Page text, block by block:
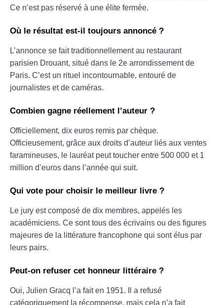
Ce n’est pas réservé à une élite fermée.
Où le résultat est-il toujours annoncé ?
L’annonce se fait traditionnellement au restaurant
parisien Drouant, situé dans le 2e arrondissement de
Paris. C’est un rituel incontournable, entouré de
journalistes et de caméras.
Combien gagne réellement l’auteur ?
Officiellement, dix euros remis par chèque.
Officieusement, grâce aux droits d’auteur liés aux ventes
faramineuses, le lauréat peut toucher entre 500 000 et 1
million d’euros dans l’année qui suit.
Qui vote pour choisir le meilleur livre ?
Le jury est composé de dix membres, appelés les
académiciens. Ce sont tous des écrivains ou des figures
majeures de la littérature francophone qui sont élus par
leurs pairs.
Peut-on refuser cet honneur littéraire ?
Oui, Julien Gracq l’a fait en 1951. Il a refusé
catégoriquement la récompense, mais cela n’a fait